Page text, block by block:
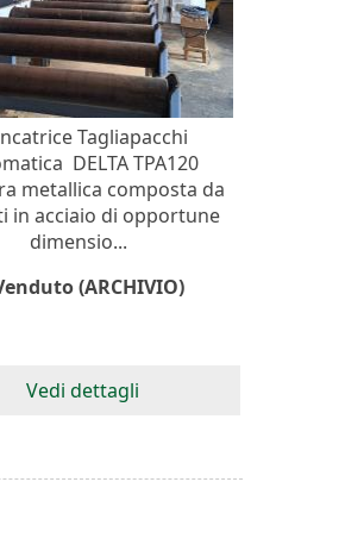
Tagliapacchi
DELTA TPA120
metallica composta da
in acciaio di opportune
dimensio...
(ARCHIVIO)
Vedi dettagli